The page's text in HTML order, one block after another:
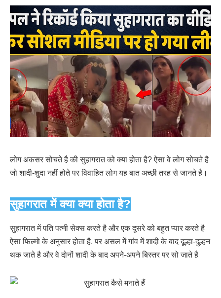
लोग अकसर सोचते है की सुहागरात को क्या होता है? ऐसा वे लोग सोचते है
जो शादी-शुदा नहीं होते पर विवाहित लोग यह बात अच्छी तरह से जानते है।
सुहागरात में क्या क्या होता है?
सुहागरात में पति पत्नी सेक्स करते है और एक दूसरे को बहुत प्यार करते है
ऐसा फिल्मो के अनुसार होता है, पर असल में गांव में शादी के बाद दूल्हा-दुल्हन
थक जाते है और वे दोनों शादी के बाद अपने-अपने बिस्तर पर सो जाते है